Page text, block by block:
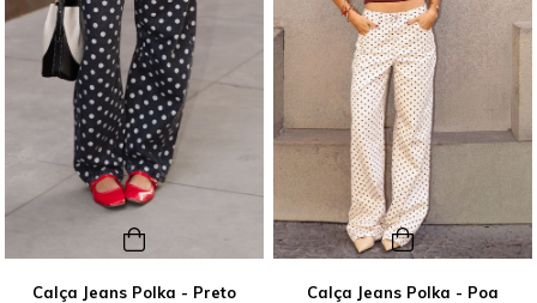
Calça Jeans Polka - Preto
Calça Jeans Polka - Poa